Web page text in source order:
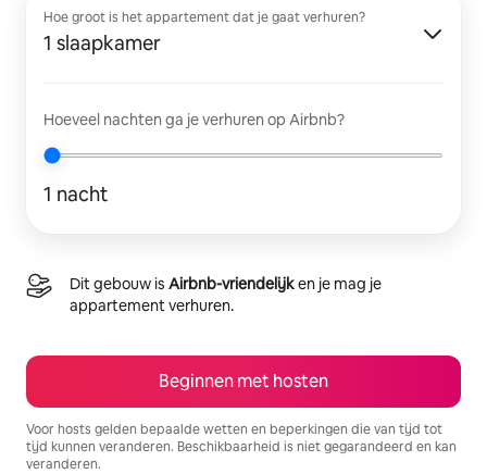
Hoe groot is het appartement dat je gaat verhuren?
1 slaapkamer
Hoeveel nachten ga je verhuren op Airbnb?
1 nacht
Dit gebouw is Airbnb-vriendelijken je mag je
appartement verhuren.
Beginnen met hosten
Voor hosts gelden bepaalde wetten en beperkingen die van tijd tot
tijd kunnen veranderen. Beschikbaarheid is niet gegarandeerd en kan
veranderen.